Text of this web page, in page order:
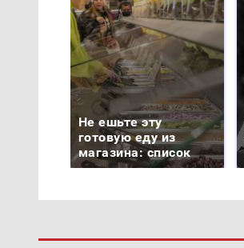
Не ешьте эту
готовую еду из
магазина: список